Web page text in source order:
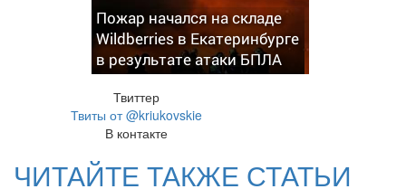
Пожар начался на складе
Wildberries в Екатеринбурге
в результате атаки БПЛА
Твиттер
Твиты от @kriukovskie
В контакте
ЧИТАЙТЕ ТАКЖЕ СТАТЬИ